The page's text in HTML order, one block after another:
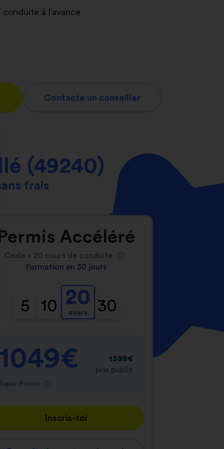
vos paramètres de confidentialité, en
à l’avance
Contacte un conseiller
(49240)
frais
Permis Accéléré
Code + 20 cours de conduite
Formation en 30 jours
5 10 20
cours 30
1049€
Super Promo
1399€
prix public
Inscris-toi